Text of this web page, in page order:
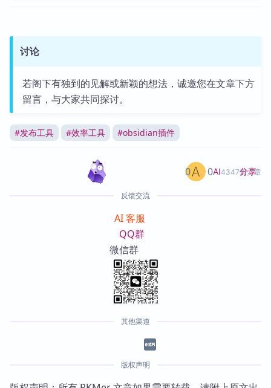
讨论
若阁下有独到的见解或新颖的想法，诚邀您在文章下方
留言，与大家共同探讨。
#发布工具 #效率工具 #obsidian插件
AI4347篇文章
0 0 分享
反馈交流
AI 客服
QQ群
微信群
其他渠道
版权声明